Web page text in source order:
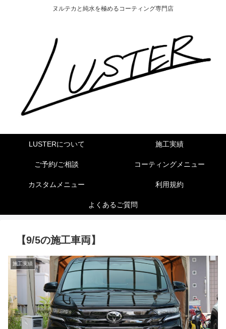
ヌルテカと純水を極めるコーティング専門店
LUSTERについて 施工実績
ご予約/ご相談 コーティングメニュー
カスタムメニュー 利用規約
よくあるご質問
【9/5の施工車両】
施工実績